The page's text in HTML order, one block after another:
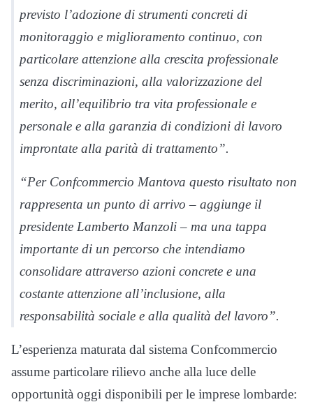
previsto l’adozione di strumenti concreti di
monitoraggio e miglioramento continuo, con
particolare attenzione alla crescita professionale
senza discriminazioni, alla valorizzazione del
merito, all’equilibrio tra vita professionale e
personale e alla garanzia di condizioni di lavoro
improntate alla parità di trattamento”.
“Per Confcommercio Mantova questo risultato non
rappresenta un punto di arrivo – aggiunge il
presidente Lamberto Manzoli – ma una tappa
importante di un percorso che intendiamo
consolidare attraverso azioni concrete e una
costante attenzione all’inclusione, alla
responsabilità sociale e alla qualità del lavoro”.
L’esperienza maturata dal sistema Confcommercio
assume particolare rilievo anche alla luce delle
opportunità oggi disponibili per le imprese lombarde: